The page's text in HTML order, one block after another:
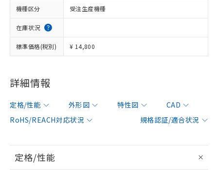
機種区分 受注生産機種
在庫状況
標準価格(税別) ¥ 14,800
詳細情報
定格/性能 外形図 特性図
CAD
RoHS/REACH対応状況
規格認証/適合状況
定格/性能